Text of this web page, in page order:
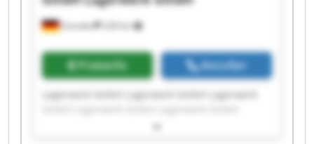
Dresden 228 km
Preisinfo Anrufen
Lagerwerk GmbH Lagerwerk GmbH Lagerwerk
Lagerwerk GmbH Lagerwerk GmbH Lagerwerk